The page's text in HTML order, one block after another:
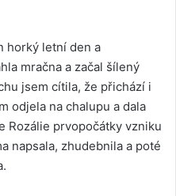
horký letní den a
mračna a začal šílený
jsem cítila, že přichází i
odjela na chalupu a dala
Rozálie prvopočátky vzniku
napsala, zhudebnila a poté